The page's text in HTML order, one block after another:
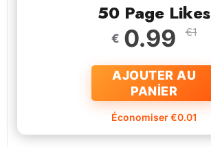
50 Page Likes
€ 0.99 €1
AJOUTER AU
PANİER
Économiser €0.01